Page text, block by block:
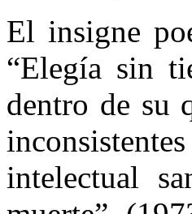
El insigne
“Elegía sin
dentro de su
intelectual